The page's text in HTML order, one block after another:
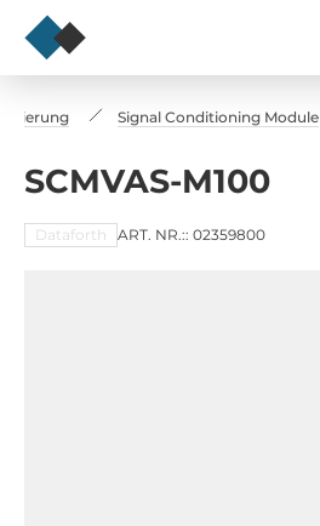
Signal Conditioning Module
SCMVAS-M100
Dataforth ART. NR.:: 02359800